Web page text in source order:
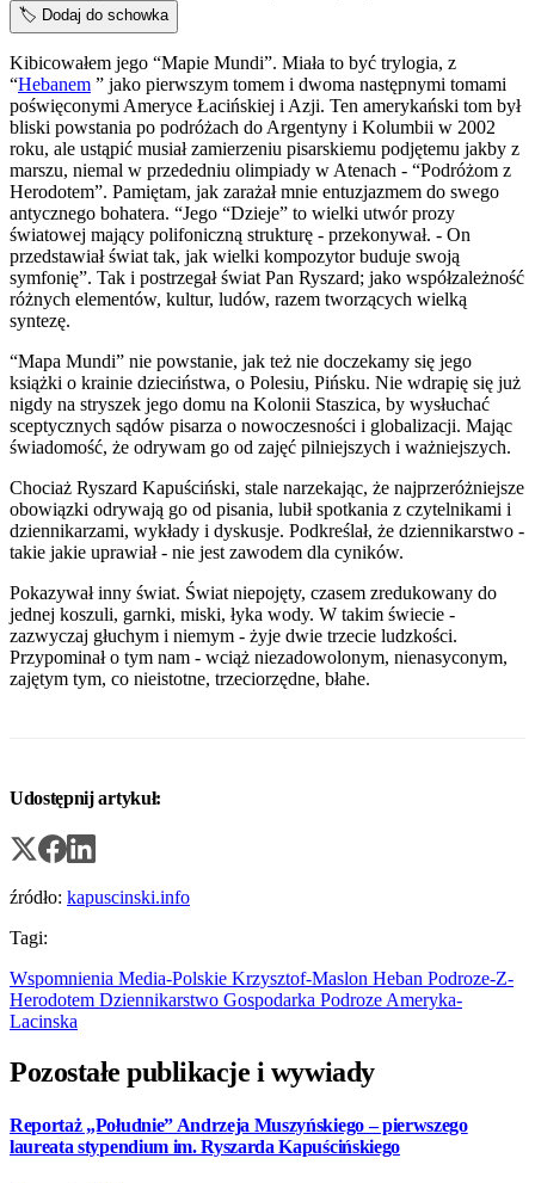
🏷️ Dodaj do schowka
Kibicowałem jego “Mapie Mundi”. Miała to być trylogia, z
“Hebanem ” jako pierwszym tomem i dwoma następnymi tomami
poświęconymi Ameryce Łacińskiej i Azji. Ten amerykański tom był
bliski powstania po podróżach do Argentyny i Kolumbii w 2002
roku, ale ustąpić musiał zamierzeniu pisarskiemu podjętemu jakby z
marszu, niemal w przededniu olimpiady w Atenach - “Podróżom z
Herodotem”. Pamiętam, jak zarażał mnie entuzjazmem do swego
antycznego bohatera. “Jego “Dzieje” to wielki utwór prozy
światowej mający polifoniczną strukturę - przekonywał. - On
przedstawiał świat tak, jak wielki kompozytor buduje swoją
symfonię”. Tak i postrzegał świat Pan Ryszard; jako współzależność
różnych elementów, kultur, ludów, razem tworzących wielką
syntezę.
“Mapa Mundi” nie powstanie, jak też nie doczekamy się jego
książki o krainie dzieciństwa, o Polesiu, Pińsku. Nie wdrapię się już
nigdy na stryszek jego domu na Kolonii Staszica, by wysłuchać
sceptycznych sądów pisarza o nowoczesności i globalizacji. Mając
świadomość, że odrywam go od zajęć pilniejszych i ważniejszych.
Chociaż Ryszard Kapuściński, stale narzekając, że najprzeróżniejsze
obowiązki odrywają go od pisania, lubił spotkania z czytelnikami i
dziennikarzami, wykłady i dyskusje. Podkreślał, że dziennikarstwo -
takie jakie uprawiał - nie jest zawodem dla cyników.
Pokazywał inny świat. Świat niepojęty, czasem zredukowany do
jednej koszuli, garnki, miski, łyka wody. W takim świecie -
zazwyczaj głuchym i niemym - żyje dwie trzecie ludzkości.
Przypominał o tym nam - wciąż niezadowolonym, nienasyconym,
zajętym tym, co nieistotne, trzeciorzędne, błahe.
Udostępnij artykuł:
źródło: kapuscinski.info
Tagi:
Wspomnienia Media-Polskie Krzysztof-Maslon Heban Podroze-Z-
Herodotem Dziennikarstwo Gospodarka Podroze Ameryka-
Lacinska
Pozostałe publikacje i wywiady
Reportaż „Południe” Andrzeja Muszyńskiego – pierwszego
laureata stypendium im. Ryszarda Kapuścińskiego